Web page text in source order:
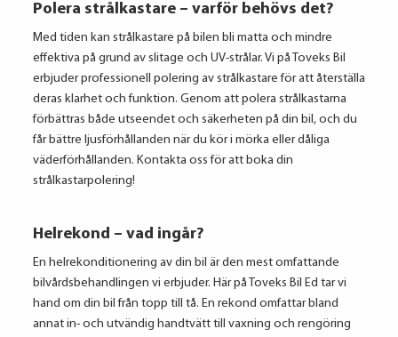
Polera strålkastare – varför behövs det?
Med tiden kan strålkastare på bilen bli matta och mindre
effektiva på grund av slitage och UV-strålar. Vi på Toveks Bil
erbjuder professionell polering av strålkastare för att återställa
deras klarhet och funktion. Genom att polera strålkastarna
förbättras både utseendet och säkerheten på din bil, och du
får bättre ljusförhållanden när du kör i mörka eller dåliga
väderförhållanden. Kontakta oss för att boka din
strålkastarpolering!
Helrekond – vad ingår?
En helrekonditionering av din bil är den mest omfattande
bilvårdsbehandlingen vi erbjuder. Här på Toveks Bil Ed tar vi
hand om din bil från topp till tå. En rekond omfattar bland
annat in- och utvändig handtvätt till vaxning och rengöring